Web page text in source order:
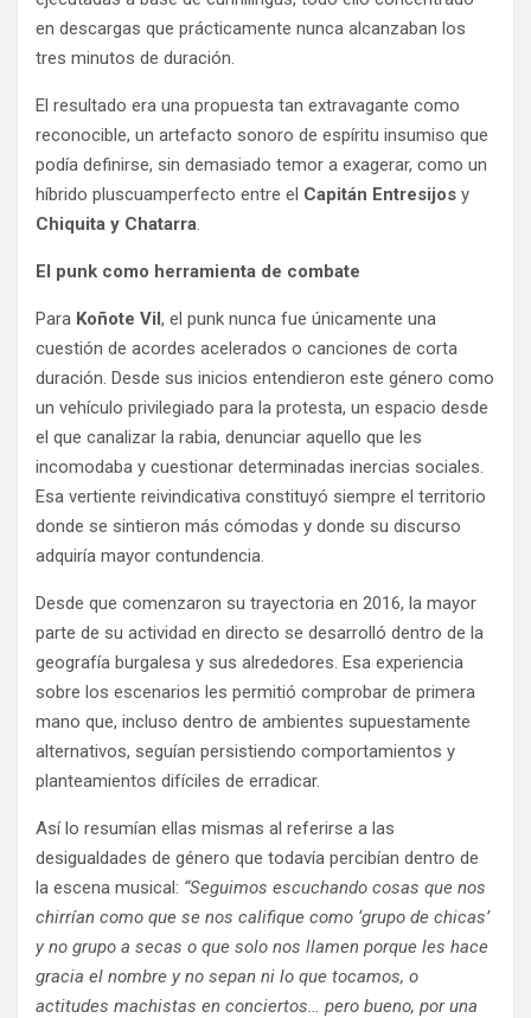
en descargas que prácticamente nunca alcanzaban los
tres minutos de duración.
El resultado era una propuesta tan extravagante como
reconocible, un artefacto sonoro de espíritu insumiso que
podía definirse, sin demasiado temor a exagerar, como un
híbrido pluscuamperfecto entre el Capitán Entresijos y
Chiquita y Chatarra.
El punk como herramienta de combate
Para Koñote Vil, el punk nunca fue únicamente una
cuestión de acordes acelerados o canciones de corta
duración. Desde sus inicios entendieron este género como
un vehículo privilegiado para la protesta, un espacio desde
el que canalizar la rabia, denunciar aquello que les
incomodaba y cuestionar determinadas inercias sociales.
Esa vertiente reivindicativa constituyó siempre el territorio
donde se sintieron más cómodas y donde su discurso
adquiría mayor contundencia.
Desde que comenzaron su trayectoria en 2016, la mayor
parte de su actividad en directo se desarrolló dentro de la
geografía burgalesa y sus alrededores. Esa experiencia
sobre los escenarios les permitió comprobar de primera
mano que, incluso dentro de ambientes supuestamente
alternativos, seguían persistiendo comportamientos y
planteamientos difíciles de erradicar.
Así lo resumían ellas mismas al referirse a las
desigualdades de género que todavía percibían dentro de
la escena musical: “Seguimos escuchando cosas que nos
chirrían como que se nos califique como ‘grupo de chicas’
y no grupo a secas o que solo nos llamen porque les hace
gracia el nombre y no sepan ni lo que tocamos, o
actitudes machistas en conciertos… pero bueno, por una